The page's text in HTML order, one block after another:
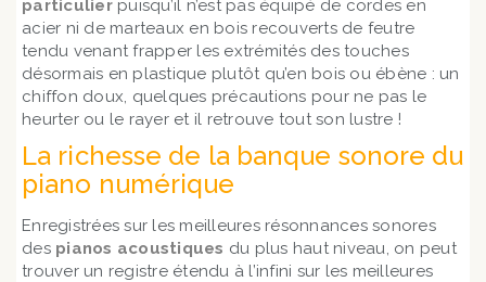
particulierpuisqu’il n’est pas équipé de cordes en
acier ni de marteaux en bois recouverts de feutre
tendu venant frapper les extrémités des touches
désormais en plastique plutôt qu’en bois ou ébène : un
chiffon doux, quelques précautions pour ne pas le
heurter ou le rayer et il retrouve tout son lustre !
La richesse de la banque sonore du
piano numérique
Enregistrées sur les meilleures résonnances sonores
despianos acoustiques du plus haut niveau, on peut
trouver un registre étendu à l’infini sur les meilleures